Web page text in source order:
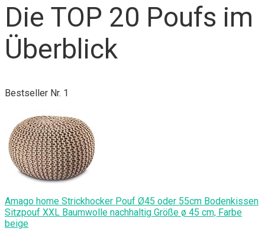
Die TOP 20 Poufs im
Überblick
Bestseller Nr. 1
Amago home Strickhocker Pouf Ø45 oder 55cm Bodenkissen
Sitzpouf XXL Baumwolle nachhaltig Größe ø 45 cm, Farbe
beige